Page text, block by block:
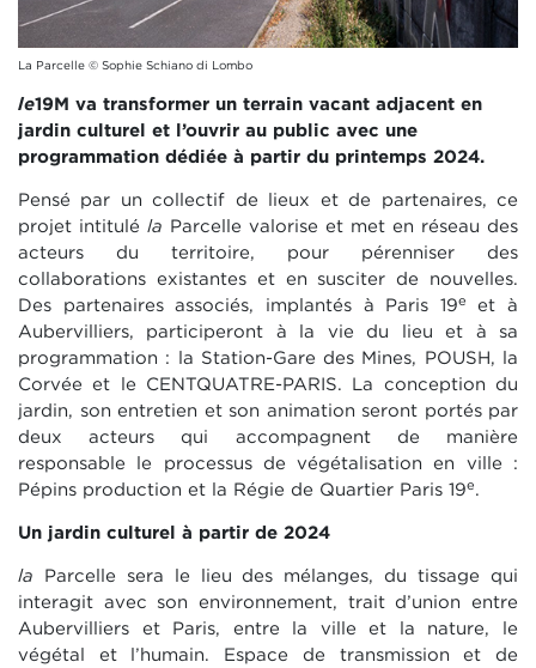
La Parcelle © Sophie Schiano di Lombo
le19M va transformer un terrain vacant adjacent en
jardin culturel et l’ouvrir au public avec une
programmation dédiée à partir du printemps 2024.
Pensé par un collectif de lieux et de partenaires, ce
projet intitulé la Parcelle valorise et met en réseau des
acteurs du territoire, pour pérenniser des
collaborations existantes et en susciter de nouvelles.
Des partenaires associés, implantés à Paris 19e
et à
Aubervilliers, participeront à la vie du lieu et à sa
programmation : la Station-Gare des Mines, POUSH, la
Corvée et le CENTQUATRE-PARIS. La conception du
jardin, son entretien et son animation seront portés par
deux acteurs qui accompagnent de manière
responsable le processus de végétalisation en ville :
Pépins production et la Régie de Quartier Paris 19e.
Un jardin culturel à partir de 2024
la Parcelle sera le lieu des mélanges, du tissage qui
interagit avec son environnement, trait d’union entre
Aubervilliers et Paris, entre la ville et la nature, le
végétal et l’humain. Espace de transmission et de